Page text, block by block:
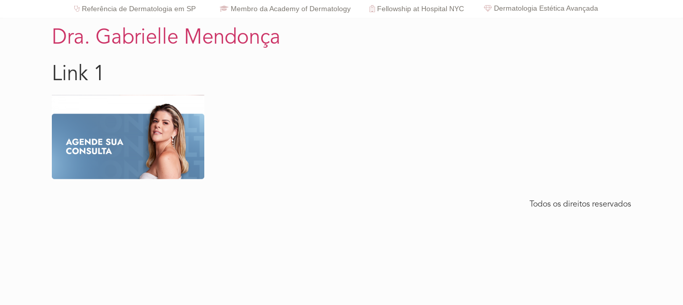
Dra. Gabrielle Mendonça
Link 1
Todos os direitos reservados
Dermatologia Estética Avançada
Membro da Academy of Dermatology Fellowship at Hospital NYC
Referência de Dermatologia em SP